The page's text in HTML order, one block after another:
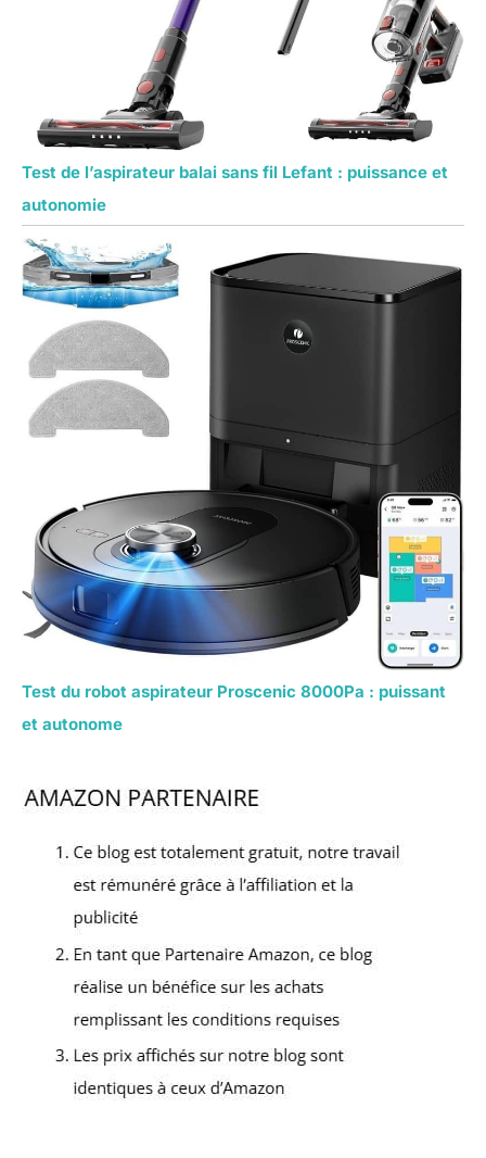
Test de l’aspirateur balai sans fil Lefant : puissance et
autonomie
Test du robot aspirateur Proscenic 8000Pa : puissant
et autonome